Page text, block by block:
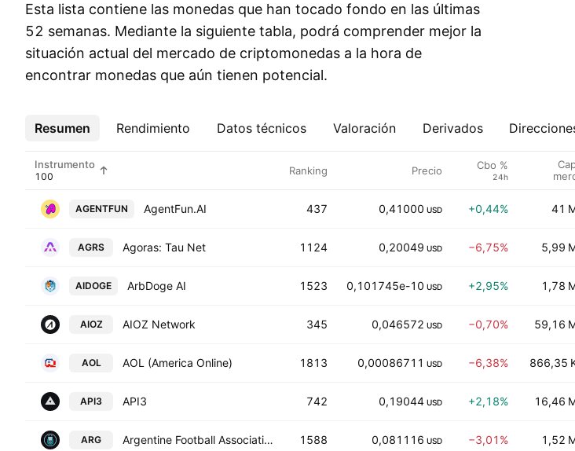
Esta lista contiene las monedas que han tocado fondo en las últimas
52 semanas. Mediante la siguiente tabla, podrá comprender mejor la
situación actual del mercado de criptomonedas a la hora de
encontrar monedas que aún tienen potencial.
Resumen Rendimiento Datos técnicos Valoración Derivados
Más
Instrumento Ranking Precio Cbo %
24h
AGENTFUN AgentFun.AI 437 0,41000 USD +0,44% 41
AGRS Agoras: Tau Net 1124 0,20049 USD −6,75% 5,99
AIDOGE ArbDoge AI 1523 0,101745e-10 USD +2,95% 1,78
AIOZ AIOZ Network 345 0,046572 USD −0,70% 59,16
AOL AOL (America Online) 1813 0,00086711 USD −6,38% 866,35
API3 API3 742 0,19044 USD +2,18% 16,46
ARG Argentine Football Association Fan Token 1588 0,081116 USD −3,01% 1,52